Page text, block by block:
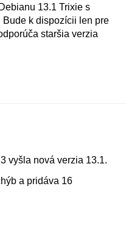
13.1 Trixie s
Bude k dispozícii len pre
staršia verzia
vyšla nová verzia 13.1.
a pridáva 16